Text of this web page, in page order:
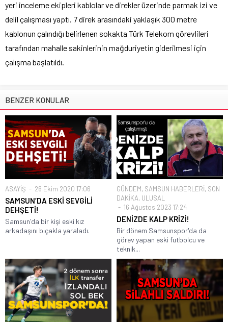
yeri inceleme ekipleri kablolar ve direkler üzerinde parmak izi ve
delil çalışması yaptı. 7 direk arasındaki yaklaşık 300 metre
kablonun çalındığı belirlenen sokakta Türk Telekom görevlileri
tarafından mahalle sakinlerinin mağduriyetin giderilmesi için
çalışma başlatıldı.
BENZER KONULAR
ASAYİŞ 26 Ekim 2020 17:06
SAMSUN’DA ESKİ SEVGİLİ
DEHŞETİ!
Samsun'da bir kişi eski kız
arkadaşını bıçakla yaraladı.
GÜNDEM, SAMSUN HABERLERİ, SON
DAKİKA, ULUSAL
16 Ağustos 2023 17:24
DENİZDE KALP KRİZİ!
Bir dönem Samsunspor'da da
görev yapan eski futbolcu ve
teknik...